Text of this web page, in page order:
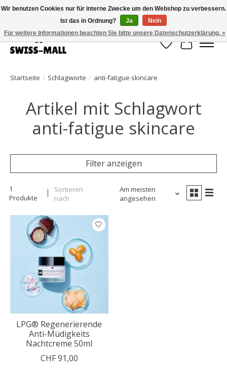
Kostenloser Versand ab CHF 250 – pünktlich und zuverlässig geliefert
Wunschzettel
Ihr
Startseite / Schlagworte / anti-fatigue skincare
Artikel mit Schlagwort
anti-fatigue skincare
Filter anzeigen
1
Produkte
Sortieren
nach
Am meisten
angesehen
LPG® Regenerierende
Anti-Müdigkeits
Nachtcreme 50ml
CHF 91,00
Wir benutzen Cookies nur für interne Zwecke um den Webshop zu verbessern.
Ist das in Ordnung?
Ja
Nein
Für weitere Informationen beachten Sie bitte unsere Datenschutzerklärung. »